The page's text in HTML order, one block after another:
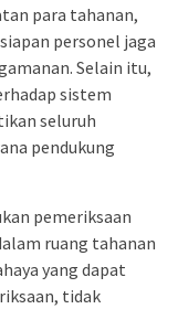
para tahanan,
personel jaga
Selain itu,
sistem
seluruh
pendukung
pemeriksaan
ruang tahanan
yang dapat
tidak